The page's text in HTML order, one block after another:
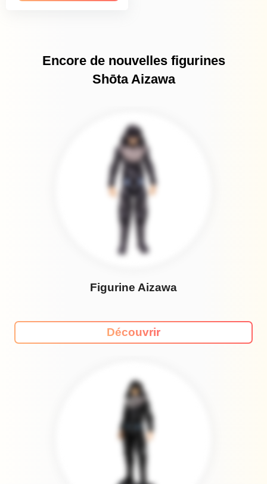
Encore de nouvelles figurines
Shōta Aizawa
Figurine Aizawa
Découvrir